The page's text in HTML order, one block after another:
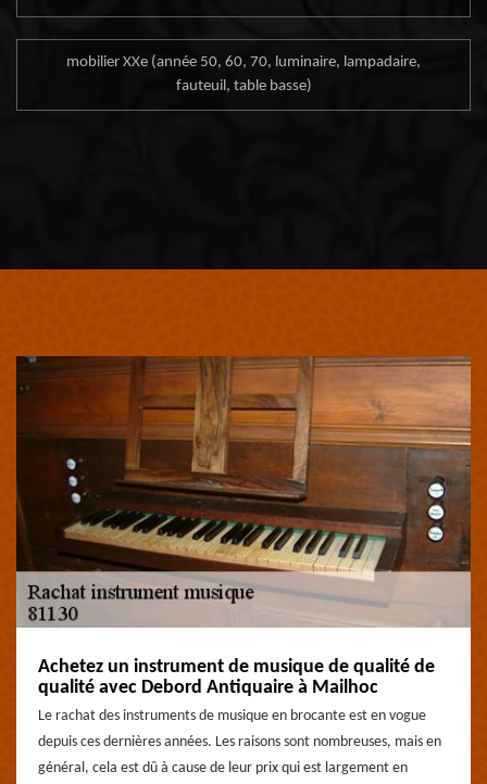
mobilier XXe (année 50, 60, 70, luminaire, lampadaire,
fauteuil, table basse)
Achetez un instrument de musique de qualité de
qualité avec Debord Antiquaire à Mailhoc
Le rachat des instruments de musique en brocante est en vogue
depuis ces dernières années. Les raisons sont nombreuses, mais en
général, cela est dû à cause de leur prix qui est largement en